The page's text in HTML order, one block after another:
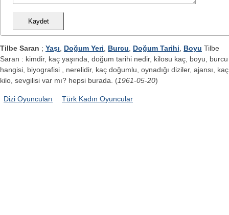
Tilbe Saran ; Yaşı Doğum Yeri Burcu Doğum Tarihi Boyu Tilbe
Saran : kimdir, kaç yaşında, doğum tarihi nedir, kilosu kaç, boyu, burcu
hangisi, biyografisi , nerelidir, kaç doğumlu, oynadığı diziler, ajansı, kaç
kilo, sevgilisi var mı? hepsi burada. (1961-05-20)
Dizi Oyuncuları Türk Kadın Oyuncular